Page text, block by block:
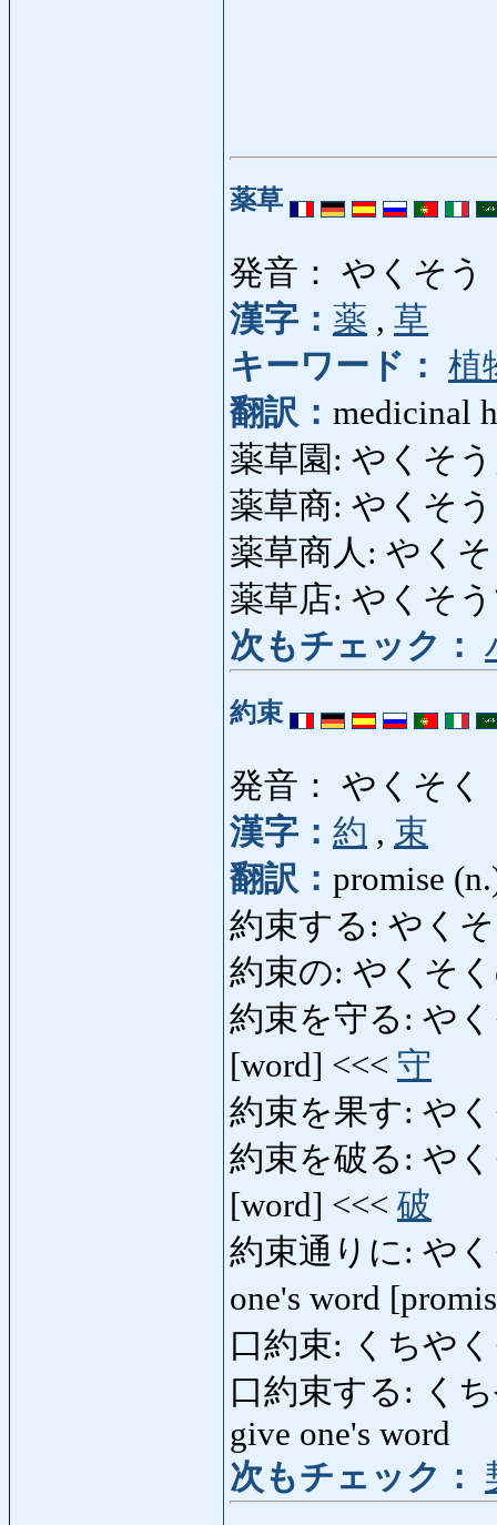
薬草
発音： やくそう
漢字： 薬 , 草
キーワード： 植
翻訳： medicinal
薬草園: やくそ
薬草商: やくそ
薬草商人: やく
薬草店: やくそ
次もチェック：
約束
発音： やくそく
漢字： 約 , 束
翻訳： promise
約束する: やくそ
約束の: やくそく
約束を守る: やく
[word] <<< 守
約束を果す: や
約束を破る: やく
[word] <<< 破
約束通りに: やく
one's word
口約束: くちや
口約束する: く
give one's word
次もチェック：